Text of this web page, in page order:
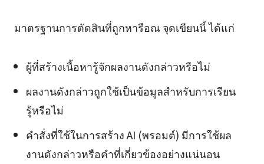
มาตรฐานการตัดสินที่ถูกหารือณ จุดเขียนนี้ ได้แก่
ผู้ที่สร้างเนื้อหารู้จักผลงานดังกล่าวหรือไม่
ผลงานดังกล่าวถูกใช้เป็นข้อมูลสำหรับการเรียน
รู้หรือไม่
คำสั่งที่ใช้ในการสร้าง AI (พรอมต์) มีการใช้ผล
งานดังกล่าวหรือคำที่เกี่ยวข้องอย่างแน่นอน